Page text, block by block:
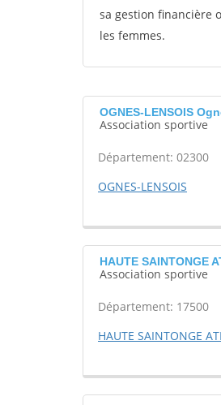
sa gestion financière
les femmes.
OGNES-LENSOIS
Association sportive
Département: 02300
OGNES-LENSOIS
HAUTE SAINTONGE
Association sportive
Département: 17500
HAUTE SAINTONGE